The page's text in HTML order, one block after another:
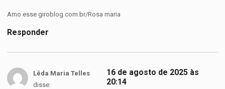
Amo esse giroblog.com.br/Rosa maria
Responder
Lêda Maria Telles
disse:
16 de agosto de 2025 às
20:14